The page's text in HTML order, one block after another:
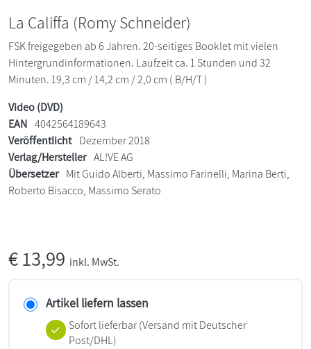
La Califfa (Romy Schneider)
FSK freigegeben ab 6 Jahren. 20-seitiges Booklet mit vielen
Hintergrundinformationen. Laufzeit ca. 1 Stunden und 32
Minuten. 19,3 cm / 14,2 cm / 2,0 cm ( B/H/T )
Video (DVD)
EAN 4042564189643
Veröffentlicht Dezember 2018
Verlag/Hersteller AL!VE AG
Übersetzer Mit Guido Alberti, Massimo Farinelli, Marina Berti,
Roberto Bisacco, Massimo Serato
€13,99 inkl. MwSt.
Artikel liefern lassen
Sofort lieferbar(Versand mit Deutscher
Post/DHL)